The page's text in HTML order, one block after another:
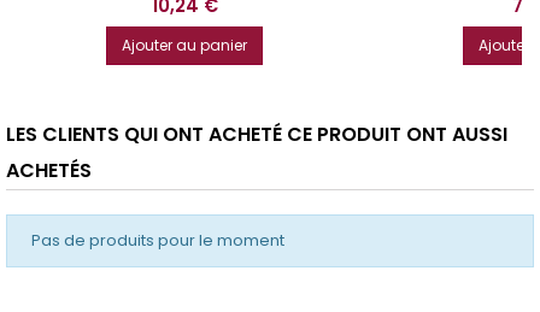
10,24 €
Ajouter au panier Ajouter
LES CLIENTS QUI ONT ACHETÉ CE PRODUIT ONT AUSSI
ACHETÉS
Pas de produits pour le moment